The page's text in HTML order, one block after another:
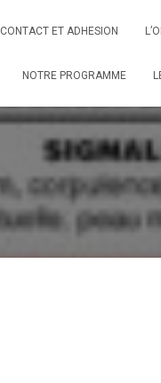
CONTACT ET ADHESION
NOTRE PROGRAMME